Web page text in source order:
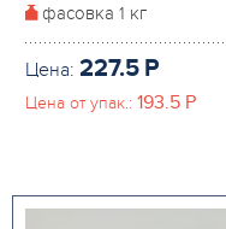
фасовка 1 кг
Цена: 227.5 P
Цена от упак.: 193.5 P